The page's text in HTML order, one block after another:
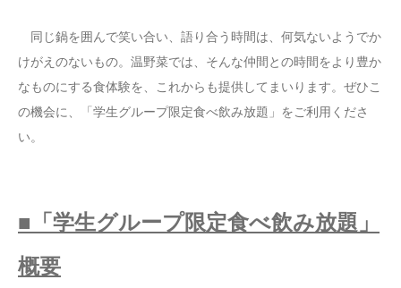
同じ鍋を囲んで笑い合い、語り合う時間は、何気ないようでか
けがえのないもの。温野菜では、そんな仲間との時間をより豊か
なものにする食体験を、これからも提供してまいります。ぜひこ
の機会に、「学生グループ限定食べ飲み放題」をご利用くださ
い。
■「学生グループ限定食べ飲み放題」
概要